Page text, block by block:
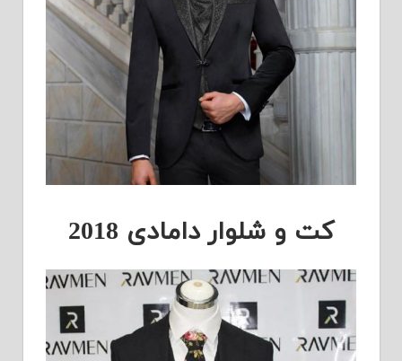
کت و شلوار دامادی 2018